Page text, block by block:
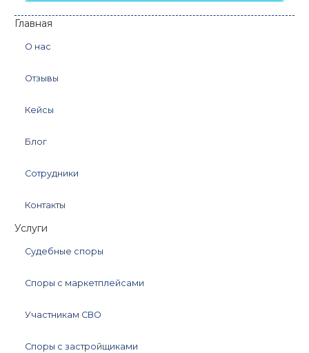
Главная
О нас
Отзывы
Кейсы
Блог
Сотрудники
Контакты
Услуги
Судебные споры
Споры с маркетплейсами
Участникам СВО
Споры с застройщиками